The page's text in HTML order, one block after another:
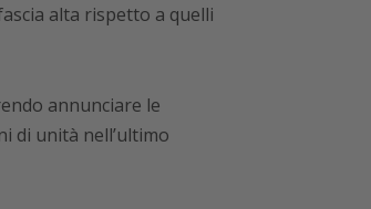
alta rispetto a quelli
annunciare le
di unità nell’ultimo